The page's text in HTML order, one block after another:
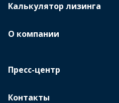
Калькулятор лизинга
О компании
Пресс-центр
Контакты